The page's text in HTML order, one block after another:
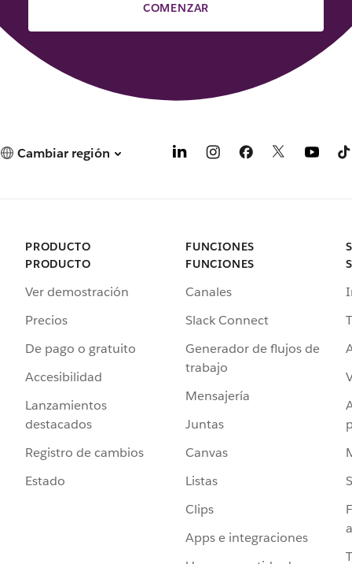
COMENZAR
Cambiar región
PRODUCTO
PRODUCTO
Ver demostración
Precios
De pago o gratuito
Accesibilidad
Lanzamientos
destacados
Registro de cambios
Estado
FUNCIONES
FUNCIONES
Canales
Slack Connect
Generador de flujos de
trabajo
Mensajería
Juntas
Canvas
Listas
Clips
Apps e integraciones